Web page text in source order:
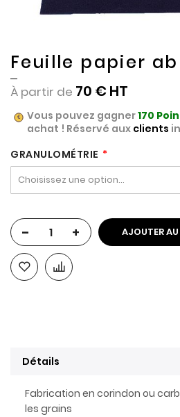
Feuille papier
À partir de 70 €
Vous pouvez gagner170
achat ! Réservé aux clients
GRANULOMÉTRIE
- + AJOUTER
Détails
Fabrication en corindon ou
les grains